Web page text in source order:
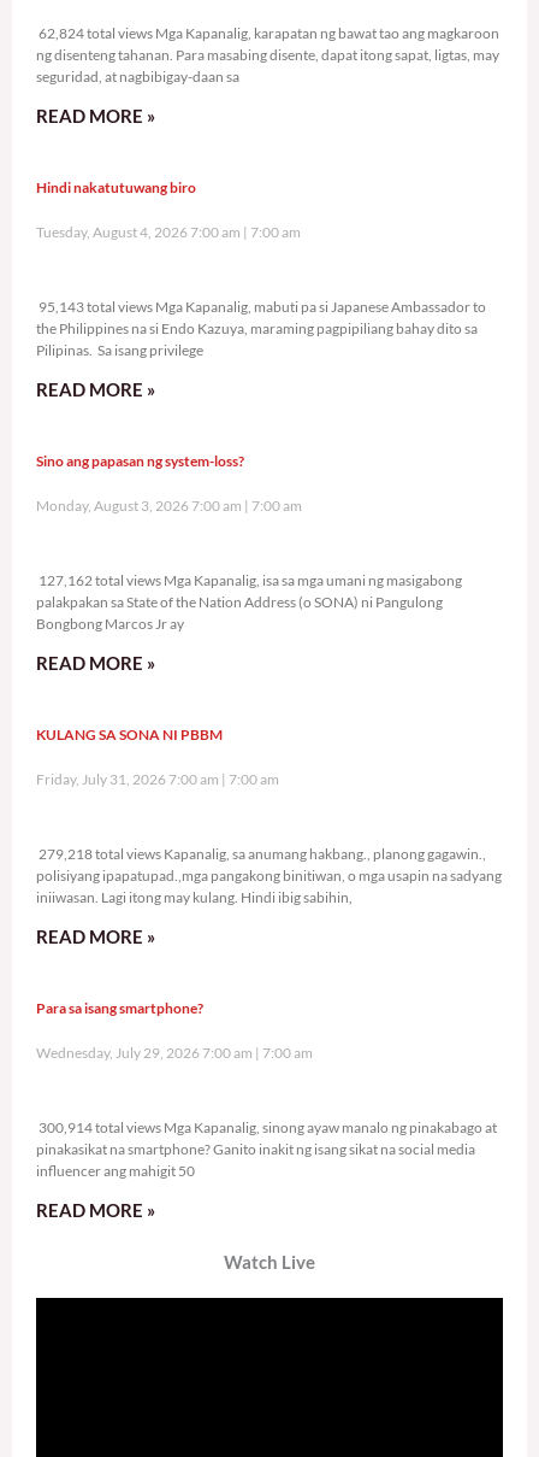
62,824 total views Mga Kapanalig, karapatan ng bawat tao ang magkaroon
ng disenteng tahanan. Para masabing disente, dapat itong sapat, ligtas, may
seguridad, at nagbibigay-daan sa
READ MORE »
Hindi nakatutuwang biro
Tuesday, August 4, 2026 7:00 am 7:00 am
95,143 total views Mga Kapanalig, mabuti pa si Japanese Ambassador to
the Philippines na si Endo Kazuya, maraming pagpipiliang bahay dito sa
Pilipinas. Sa isang privilege
READ MORE »
Sino ang papasan ng system-loss?
Monday, August 3, 2026 7:00 am 7:00 am
127,162 total views Mga Kapanalig, isa sa mga umani ng masigabong
palakpakan sa State of the Nation Address (o SONA) ni Pangulong
Bongbong Marcos Jr ay
READ MORE »
KULANG SA SONA NI PBBM
Friday, July 31, 2026 7:00 am 7:00 am
279,218 total views Kapanalig, sa anumang hakbang., planong gagawin.,
polisiyang ipapatupad.,mga pangakong binitiwan, o mga usapin na sadyang
iniiwasan. Lagi itong may kulang. Hindi ibig sabihin,
READ MORE »
Para sa isang smartphone?
Wednesday, July 29, 2026 7:00 am 7:00 am
300,914 total views Mga Kapanalig, sinong ayaw manalo ng pinakabago at
pinakasikat na smartphone? Ganito inakit ng isang sikat na social media
influencer ang mahigit 50
READ MORE »
Watch Live